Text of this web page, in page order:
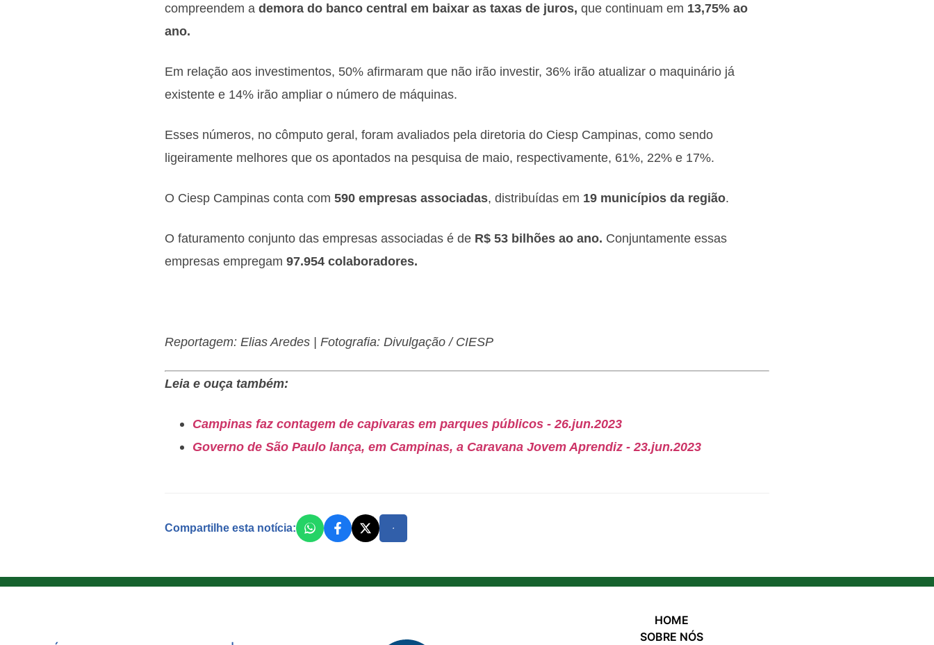
compreendem a demora do banco central em baixar as taxas de juros, que continuam em 13,75% ao
ano.
Em relação aos investimentos, 50% afirmaram que não irão investir, 36% irão atualizar o maquinário já
existente e 14% irão ampliar o número de máquinas.
Esses números, no cômputo geral, foram avaliados pela diretoria do Ciesp Campinas, como sendo
ligeiramente melhores que os apontados na pesquisa de maio, respectivamente, 61%, 22% e 17%.
O Ciesp Campinas conta com 590 empresas associadas, distribuídas em 19 municípios da região.
O faturamento conjunto das empresas associadas é de R$ 53 bilhões ao ano. Conjuntamente essas
empresas empregam 97.954 colaboradores.
Reportagem: Elias Aredes | Fotografia: Divulgação / CIESP
Leia e ouça também:
Campinas faz contagem de capivaras em parques públicos - 26.jun.2023
Governo de São Paulo lança, em Campinas, a Caravana Jovem Aprendiz - 23.jun.2023
Compartilhe esta notícia:
HOME
SOBRE NÓS